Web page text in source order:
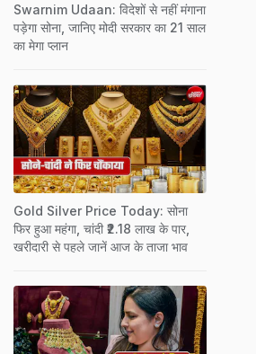
Swarnim Udaan: विदेशों से नहीं मंगाना
पड़ेगा सोना, जानिए मोदी सरकार का 21 साल
का मेगा प्लान
Gold Silver Price Today: सोना
फिर हुआ महंगा, चांदी ₹2.18 लाख के पार,
खरीदारी से पहले जानें आज के ताजा भाव